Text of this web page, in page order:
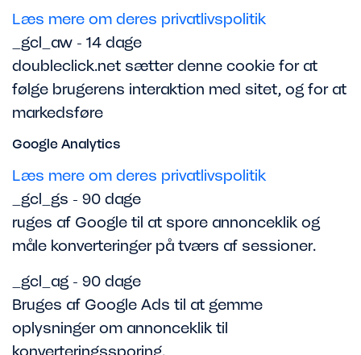
Læs mere om deres privatlivspolitik
_gcl_aw - 14 dage
doubleclick.net sætter denne cookie for at
følge brugerens interaktion med sitet, og for at
markedsføre
Google Analytics
Læs mere om deres privatlivspolitik
_gcl_gs - 90 dage
ruges af Google til at spore annonceklik og
måle konverteringer på tværs af sessioner.
_gcl_ag - 90 dage
Bruges af Google Ads til at gemme
oplysninger om annonceklik til